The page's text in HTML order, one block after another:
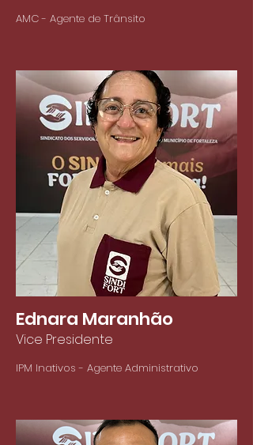
AMC - Agente de Trânsito
Ednara Maranhão
Vice Presidente
IPM Inativos - Agente Administrativo